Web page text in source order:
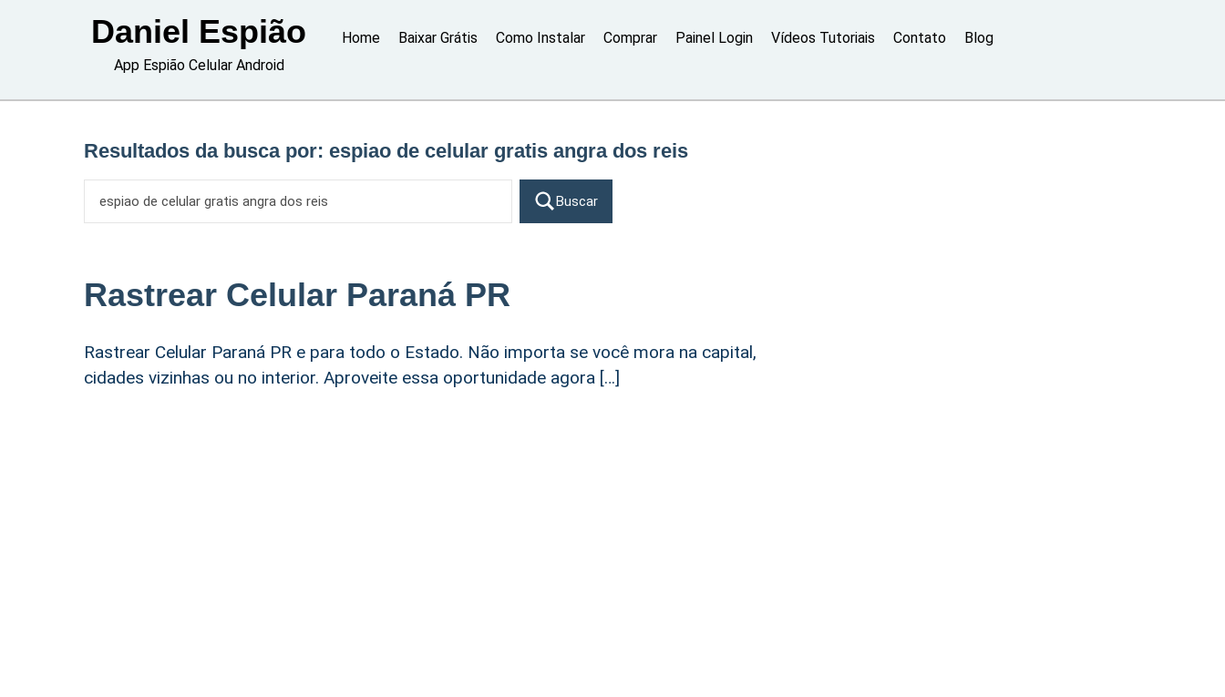
Daniel Espião
App Espião Celular Android
Home Baixar Grátis Como Instalar Comprar Painel Login Vídeos Tutoriais Contato Blog
Resultados da busca por: espiao de celular gratis angra dos reis
Buscar
Rastrear Celular Paraná PR
Rastrear Celular Paraná PR e para todo o Estado. Não importa se você mora na capital,
cidades vizinhas ou no interior. Aproveite essa oportunidade agora […]